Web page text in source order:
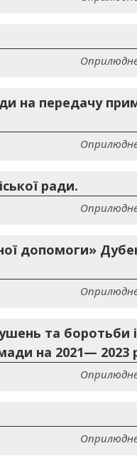
на передачу
ради.
допомоги»
та боротьби
на 2021— 2023